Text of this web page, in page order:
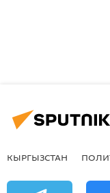
КЫРГЫЗСТАН